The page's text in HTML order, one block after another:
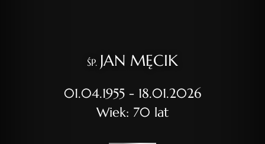
ŚP. JAN MĘCIK
01.04.1955 - 18.01.2026
Wiek: 70 lat